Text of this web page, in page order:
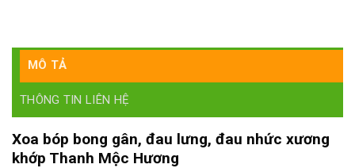
MÔ TẢ
THÔNG TIN LIÊN HỆ
Xoa bóp bong gân, đau lưng, đau nhức xương
khớp Thanh Mộc Hương